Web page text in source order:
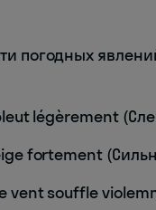
погодных
légèrement
fortement
vent souffle